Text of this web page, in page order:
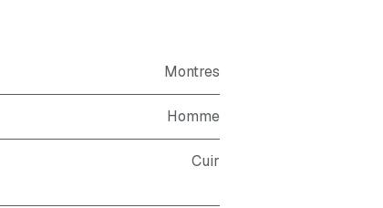
Montres
Homme
Cuir